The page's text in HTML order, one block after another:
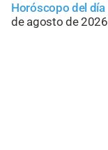
Horóscopo del día
de agosto de 2026